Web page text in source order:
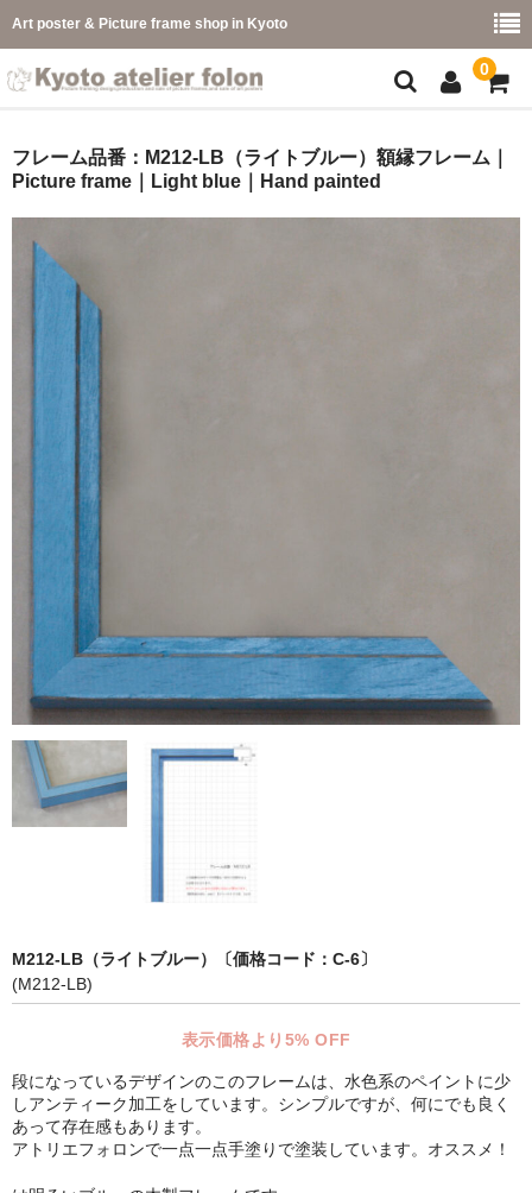
Art poster & Picture frame shop in Kyoto
0
フレーム一覧
イメージ別
価格コード別
こどもさくひんフレーム
幅広マット付額縁フレーム-展覧会などに-
マット付額縁フレーム-おしゃれな空間に-
オプション品
仕様変更
マット・インナー
吊りフック
吊り金具＆ヒモセット
LP・CDフレーム
シンプルLPフレームセット
CD紙ジャケフレーム
フレーム品番：M212-LB（ライトブルー）額縁フレーム｜
Picture frame｜Light blue｜Hand painted
M212-LB（ライトブルー）〔価格コード：C-6〕
(M212-LB)
表示価格より5% OFF
段になっているデザインのこのフレームは、水色系のペイントに少
しアンティーク加工をしています。シンプルですが、何にでも良く
あって存在感もあります。
アトリエフォロンで一点一点手塗りで塗装しています。オススメ！